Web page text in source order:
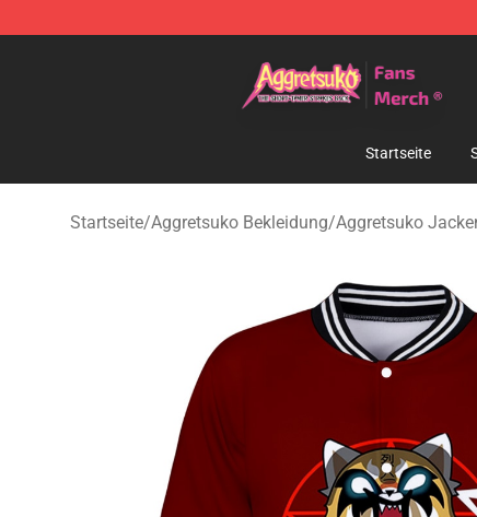
Startseite
Startseite/Aggretsuko Bekleidung/Aggretsuko